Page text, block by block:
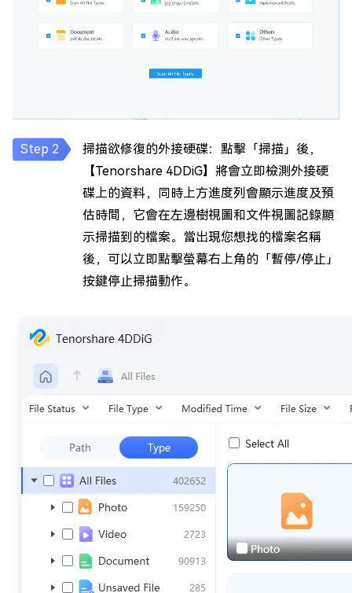
掃描欲修復的外接硬碟：點擊「掃描」後，
【Tenorshare 4DDiG】將會立即檢測外接硬
碟上的資料，同時上方進度列會顯示進度及預
估時間，它會在左邊樹視圖和文件視圖記錄顯
示掃描到的檔案。當出現您想找的檔案名稱
後，可以立即點擊螢幕右上角的「暫停/停止」
按鍵停止掃描動作。